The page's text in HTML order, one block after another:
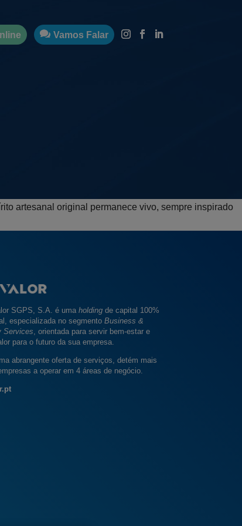
Vamos Falar
artesanal original permanece vivo, sempre inspirado
SGPS, S.A. é uma holdingde capital 100%
especializada no segmento Business &
Services, orientada para servir bem-estar e
para o futuro da sua empresa.
abrangente oferta de serviços, detém mais
a operar em 4 áreas de negócio.